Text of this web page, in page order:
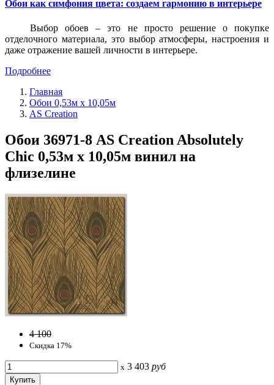
Обои как симфония цвета: создаем гармонию в интерьере
Выбор обоев – это не просто решение о покупке
отделочного материала, это выбор атмосферы, настроения и
даже отражение вашей личности в интерьере.
Подробнее
Главная
Обои 0,53м x 10,05м
AS Creation
Обои 36971-8 AS Creation Absolutely
Chic 0,53м x 10,05м винил на
флизелине
4 100
Скидка 17%
x 3 403 руб